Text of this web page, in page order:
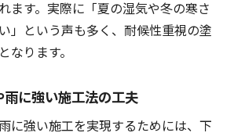
ます。実際に「夏の湿気や冬の寒さ
」という声も多く、耐候性重視の塗
なります。
に強い施工法の工夫
に強い施工を実現するためには、下